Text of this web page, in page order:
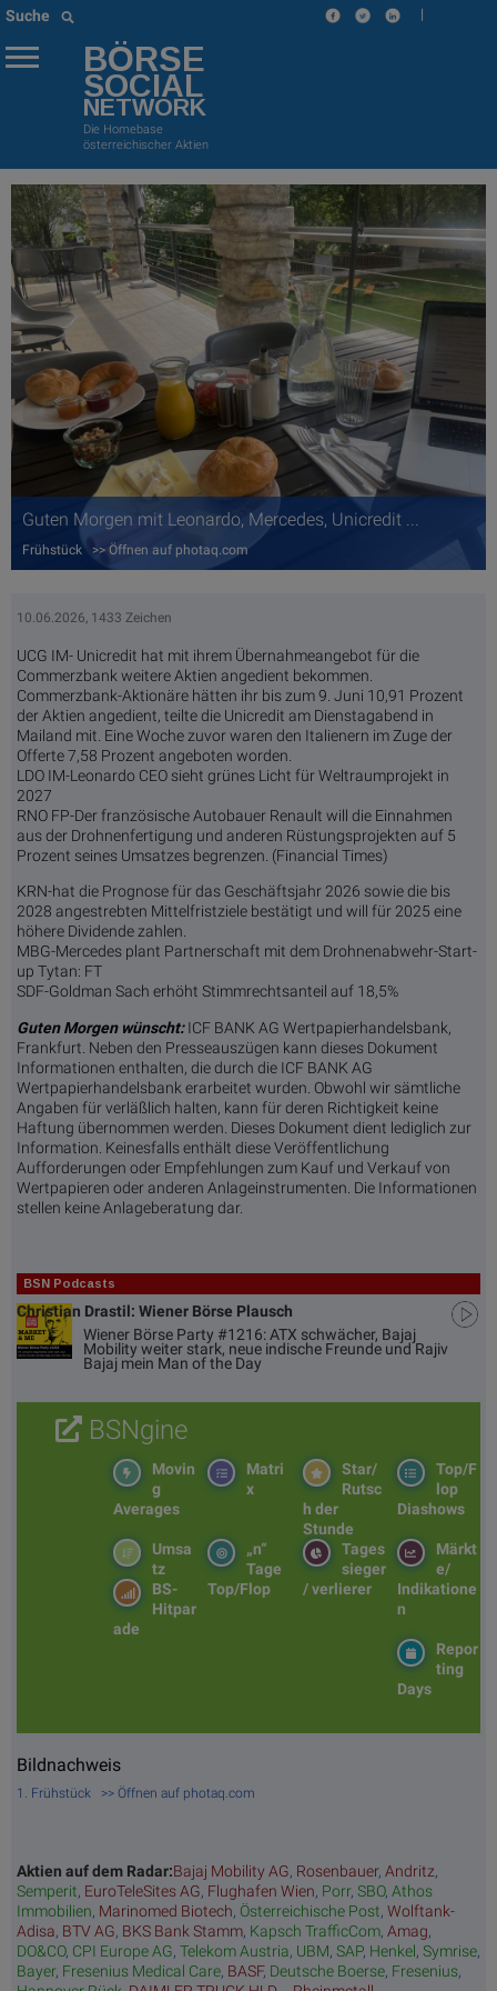
Suche |
BÖRSE
SOCIAL
NETWORK
Die Homebase
österreichischer Aktien
Guten Morgen mit Leonardo, Mercedes, Unicredit ...
Frühstück >> Öffnen auf photaq.com
10.06.2026, 1433 Zeichen
UCG IM- Unicredit hat mit ihrem Übernahmeangebot für die
Commerzbank weitere Aktien angedient bekommen.
Commerzbank-Aktionäre hätten ihr bis zum 9. Juni 10,91 Prozent
der Aktien angedient, teilte die Unicredit am Dienstagabend in
Mailand mit. Eine Woche zuvor waren den Italienern im Zuge der
Offerte 7,58 Prozent angeboten worden.
LDO IM-Leonardo CEO sieht grünes Licht für Weltraumprojekt in
2027
RNO FP-Der französische Autobauer Renault will die Einnahmen
aus der Drohnenfertigung und anderen Rüstungsprojekten auf 5
Prozent seines Umsatzes begrenzen. (Financial Times)
KRN-hat die Prognose für das Geschäftsjahr 2026 sowie die bis
2028 angestrebten Mittelfristziele bestätigt und will für 2025 eine
höhere Dividende zahlen.
MBG-Mercedes plant Partnerschaft mit dem Drohnenabwehr-Start-
up Tytan: FT
SDF-Goldman Sach erhöht Stimmrechtsanteil auf 18,5%
Guten Morgen wünscht: ICF BANK AG Wertpapierhandelsbank,
Frankfurt. Neben den Presseauszügen kann dieses Dokument
Informationen enthalten, die durch die ICF BANK AG
Wertpapierhandelsbank erarbeitet wurden. Obwohl wir sämtliche
Angaben für verläßlich halten, kann für deren Richtigkeit keine
Haftung übernommen werden. Dieses Dokument dient lediglich zur
Information. Keinesfalls enthält diese Veröffentlichung
Aufforderungen oder Empfehlungen zum Kauf und Verkauf von
Wertpapieren oder anderen Anlageinstrumenten. Die Informationen
stellen keine Anlageberatung dar.
BSN Podcasts
Christian Drastil: Wiener Börse Plausch
Wiener Börse Party #1216: ATX schwächer, Bajaj
Mobility weiter stark, neue indische Freunde und Rajiv
Bajaj mein Man of the Day
BSNgine
Top/F
lop
Diashows
Star/
Rutsc
h der
Stunde
Matri
x
Movin
g
Averages
Märkt
e/
Indikatione
n
Tages
sieger
/ verlierer
„n“
Tage
Top/Flop
Umsa
tz
BS-
Hitpar
ade
Repor
ting
Days
Bildnachweis
1. Frühstück >> Öffnen auf photaq.com
Aktien auf dem Radar:Bajaj Mobility AG, Rosenbauer, Andritz,
Semperit, EuroTeleSites AG, Flughafen Wien, Porr, SBO, Athos
Immobilien, Marinomed Biotech, Österreichische Post, Wolftank-
Adisa, BTV AG, BKS Bank Stamm, Kapsch TrafficCom, Amag,
DO&CO, CPI Europe AG, Telekom Austria, UBM, SAP, Henkel, Symrise,
Bayer, Fresenius Medical Care, BASF, Deutsche Boerse, Fresenius,